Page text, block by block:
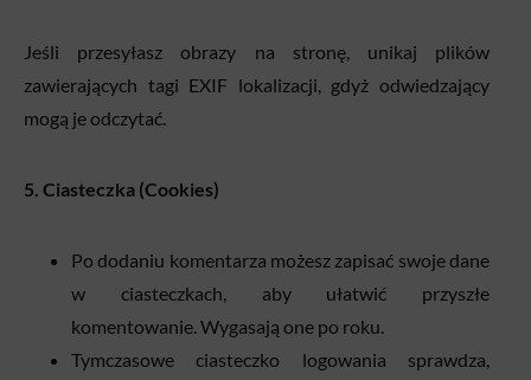
Jeśli przesyłasz obrazy na stronę, unikaj plików
zawierających tagi EXIF lokalizacji, gdyż odwiedzający
mogą je odczytać.
5. Ciasteczka (Cookies)
Po dodaniu komentarza możesz zapisać swoje dane
w ciasteczkach, aby ułatwić przyszłe
komentowanie. Wygasają one po roku.
Tymczasowe ciasteczko logowania sprawdza,